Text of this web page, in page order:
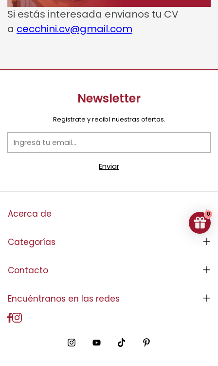
Si estás interesada envianos tu CV
a cecchini.cv@gmail.com
Newsletter
Registrate y recibí nuestras ofertas.
Acerca de
Categorías
Contacto
Encuéntranos en las redes
0